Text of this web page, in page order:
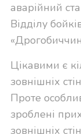
аварійний
Відділу
Цікавими є
зовнішніх
Проте
зроблені
зовнішніх